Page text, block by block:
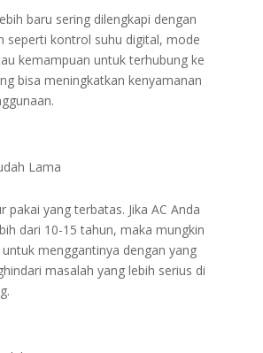
baru sering dilengkapi dengan
seperti kontrol suhu digital, mode
kemampuan untuk terhubung ke
bisa meningkatkan kenyamanan
Lama
pakai yang terbatas. Jika AC Anda
dari 10-15 tahun, maka mungkin
menggantinya dengan yang
masalah yang lebih serius di